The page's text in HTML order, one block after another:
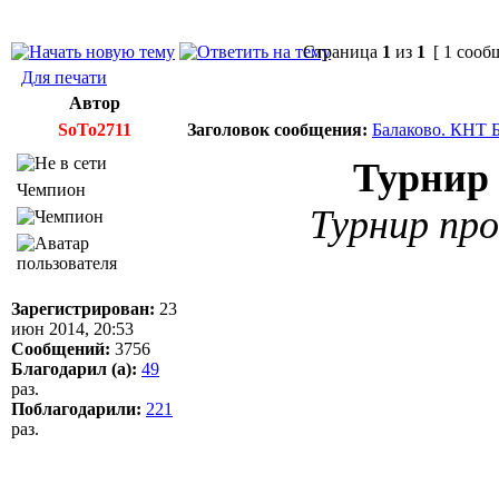
Страница 1 из 1 [ 1
Для печати
Автор
SoTo2711
Заголовок сообщения: Балаково. КНТ
Чемпион
Зарегистрирован: 23
июн 2014, 20:53
Сообщений: 3756
Благодарил (а): 49
раз.
Поблагодарили: 221
раз.
Турнир
Турнир